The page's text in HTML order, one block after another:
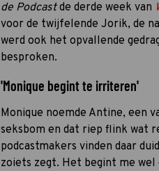
de Podcastde derde week van
voor de twijfelende Jorik, de
werd ook het opvallende
besproken.
'Monique begint te irriteren'
Monique noemde Antine, een
seksbom en dat riep flink wat
podcastmakers vinden daar
zoiets zegt. Het begint me